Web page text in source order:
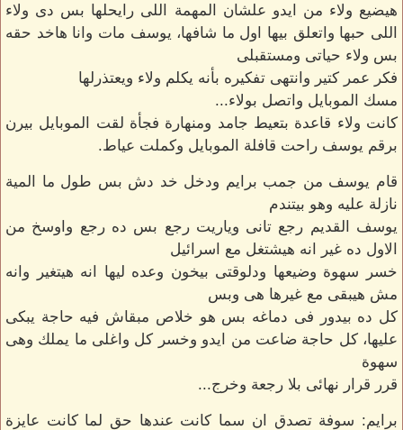
هيضيع ولاء من ايدو علشان المهمة اللى رايحلها بس دى ولاء
اللى حبها واتعلق بيها اول ما شافها، يوسف مات وانا هاخد حقه
بس ولاء حياتى ومستقبلى
فكر عمر كتير وانتهى تفكيره بأنه يكلم ولاء ويعتذرلها
مسك الموبايل واتصل بولاء...
كانت ولاء قاعدة بتعيط جامد ومنهارة فجأة لقت الموبايل بيرن
برقم يوسف راحت قافلة الموبايل وكملت عياط.
قام يوسف من جمب برايم ودخل خد دش بس طول ما المية
نازلة عليه وهو بيتندم
يوسف القديم رجع تانى وياريت رجع بس ده رجع واوسخ من
الاول ده غير انه هيشتغل مع اسرائيل
خسر سهوة وضيعها ودلوقتى بيخون وعده ليها انه هيتغير وانه
مش هيبقى مع غيرها هى وبس
كل ده بيدور فى دماغه بس هو خلاص مبقاش فيه حاجة يبكى
عليها، كل حاجة ضاعت من ايدو وخسر كل واغلى ما يملك وهى
سهوة
قرر قرار نهائى بلا رجعة وخرج...
برايم: سوفة تصدق ان سما كانت عندها حق لما كانت عايزة